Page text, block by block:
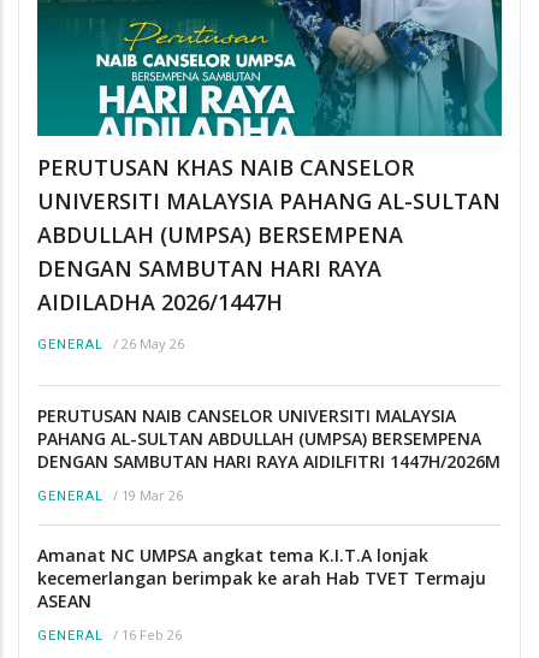
PERUTUSAN KHAS NAIB CANSELOR
UNIVERSITI MALAYSIA PAHANG AL-SULTAN
ABDULLAH (UMPSA) BERSEMPENA
DENGAN SAMBUTAN HARI RAYA
AIDILADHA 2026/1447H
GENERAL / 26 May 26
PERUTUSAN NAIB CANSELOR UNIVERSITI MALAYSIA
PAHANG AL-SULTAN ABDULLAH (UMPSA) BERSEMPENA
DENGAN SAMBUTAN HARI RAYA AIDILFITRI 1447H/2026M
GENERAL / 19 Mar 26
Amanat NC UMPSA angkat tema K.I.T.A lonjak
kecemerlangan berimpak ke arah Hab TVET Termaju
ASEAN
GENERAL / 16 Feb 26